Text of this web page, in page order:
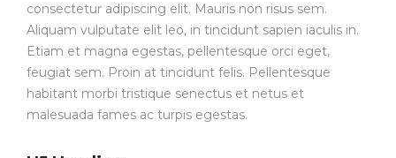
consectetur adipiscing elit. Mauris non risus sem.
Aliquam vulputate elit leo, in tincidunt sapien iaculis in.
Etiam et magna egestas, pellentesque orci eget,
feugiat sem. Proin at tincidunt felis. Pellentesque
habitant morbi tristique senectus et netus et
malesuada fames ac turpis egestas.